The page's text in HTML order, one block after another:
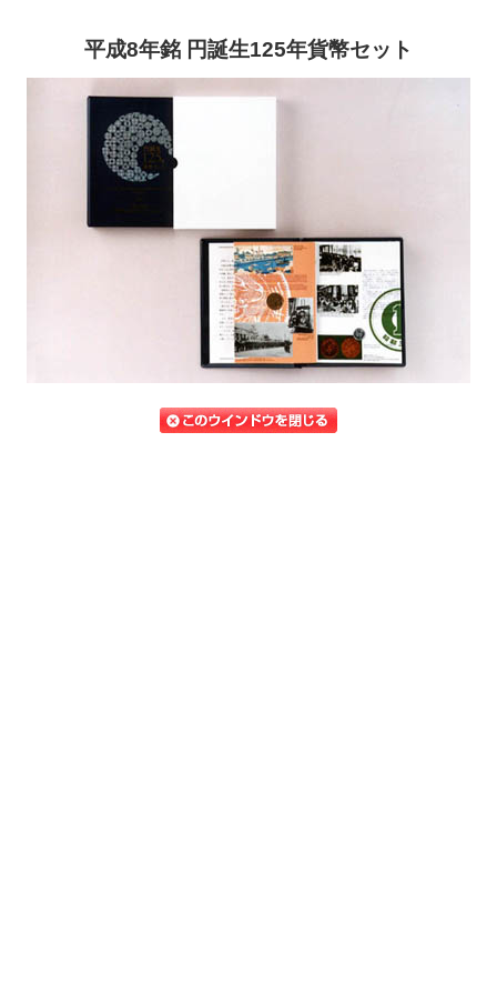
平成8年銘 円誕生125年貨幣セット